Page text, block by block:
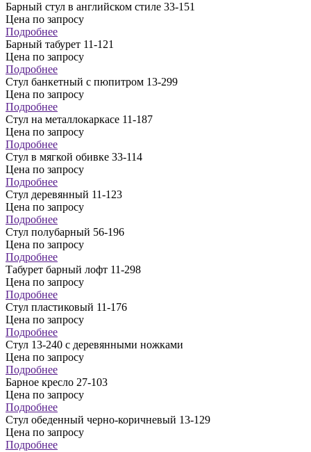
Барный стул в английском стиле 33-151
Цена по запросу
Подробнее
Барный табурет 11-121
Цена по запросу
Подробнее
Стул банкетный с пюпитром 13-299
Цена по запросу
Подробнее
Стул на металлокаркасе 11-187
Цена по запросу
Подробнее
Стул в мягкой обивке 33-114
Цена по запросу
Подробнее
Стул деревянный 11-123
Цена по запросу
Подробнее
Стул полубарный 56-196
Цена по запросу
Подробнее
Табурет барный лофт 11-298
Цена по запросу
Подробнее
Стул пластиковый 11-176
Цена по запросу
Подробнее
Стул 13-240 с деревянными ножками
Цена по запросу
Подробнее
Барное кресло 27-103
Цена по запросу
Подробнее
Стул обеденный черно-коричневый 13-129
Цена по запросу
Подробнее